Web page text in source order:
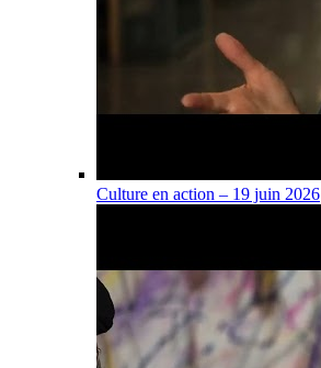
Culture en action – 19 juin 2026